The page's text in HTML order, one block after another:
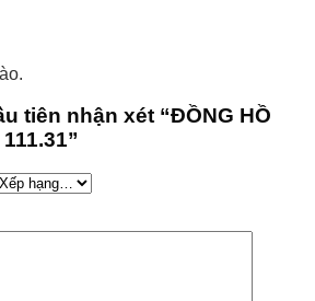
tiên nhận xét “ĐỒNG HỒ